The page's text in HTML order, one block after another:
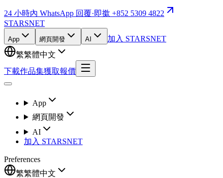
24 小時內 WhatsApp 回覆·即撳 +852 5309 4822
STARSNET
App 網頁開發 AI
加入 STARSNET
繁繁體中文
下載作品集獲取報價
App
網頁開發
AI
加入 STARSNET
Preferences
繁繁體中文